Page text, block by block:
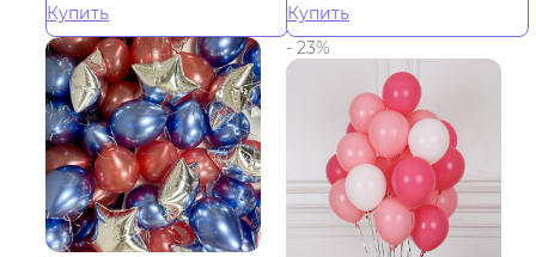
Купить Купить
- 23%